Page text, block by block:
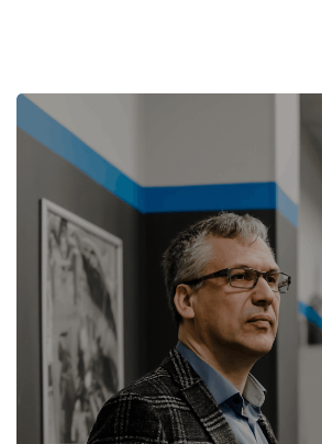
Пропустить [Cocoon] Избранное событие